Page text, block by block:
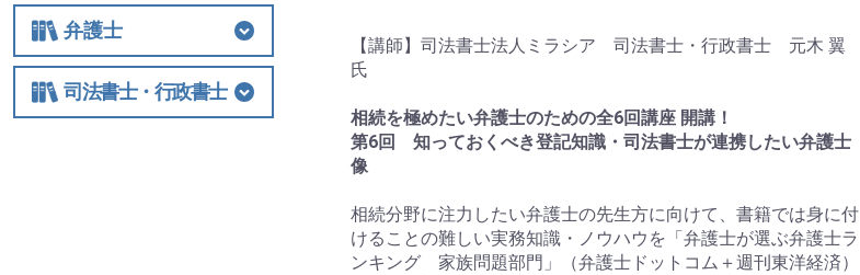
その他
士業経営
国際税務
保険
税制改正全般
ビジネス
借地権
弁護士
弁護士
相続
交通事故
離婚
労働
不動産・建築
債権回収
民事訴訟
顧客対応・顧問契約
事務所経営・運営
その他
司法書士・行政書士
【講師】司法書士法人ミラシア 司法書士・行政書士 元木 翼
氏
相続を極めたい弁護士のための全6回講座 開講！
第6回 知っておくべき登記知識・司法書士が連携したい弁護士
像
相続分野に注力したい弁護士の先生方に向けて、書籍では身に付
けることの難しい実務知識・ノウハウを「弁護士が選ぶ弁護士ラ
ンキング 家族問題部門」（弁護士ドットコム＋週刊東洋経済）